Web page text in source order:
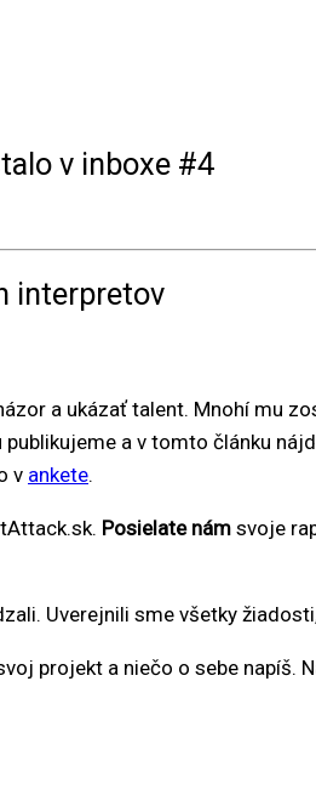
v inboxe #4
interpretov
a ukázať talent. Mnohí mu
a v tomto článku
v ankete.
Posielate nám svoje
Uverejnili sme všetky
projekt a niečo o sebe napíš.